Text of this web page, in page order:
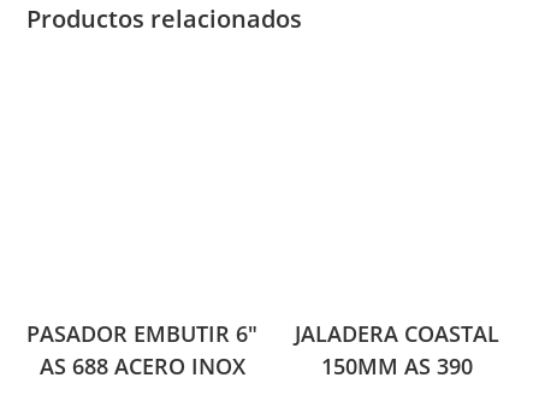
Productos relacionados
PASADOR EMBUTIR 6″
AS 688 ACERO INOX
JALADERA COASTAL
150MM AS 390